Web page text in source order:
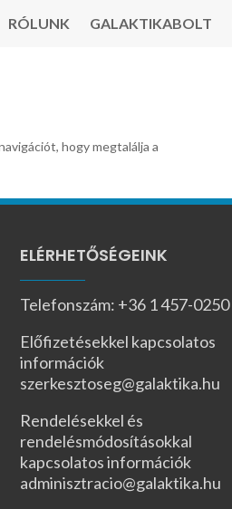
RÓLUNK GALAKTIKABOLT
hogy megtalálja a
ELÉRHETŐSÉGEINK
Telefonszám: +36 1 457-0250
Előfizetésekkel kapcsolatos
információk
szerkesztoseg@galaktika.hu
Rendelésekkel és
rendelésmódosításokkal
kapcsolatos információk
adminisztracio@galaktika.hu